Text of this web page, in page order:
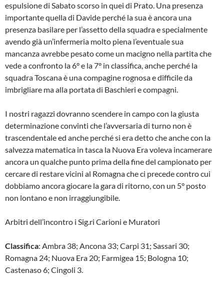
espulsione di Sabato scorso in quei di Prato. Una presenza
importante quella di Davide perché la sua è ancora una
presenza basilare per l’assetto della squadra e specialmente
avendo già un’infermeria molto piena l’eventuale sua
mancanza avrebbe pesato come un macigno nella partita che
vede a confronto la 6° e la 7° in classifica, anche perché la
squadra Toscana è una compagine rognosa e difficile da
imbrigliare ma alla portata di Baschieri e compagni.
I nostri ragazzi dovranno scendere in campo con la giusta
determinazione convinti che l’avversaria di turno non è
trascendentale ed anche perché si era detto che anche con la
salvezza matematica in tasca la Nuova Era voleva incamerare
ancora un qualche punto prima della fine del campionato per
cercare di restare vicini al Romagna che ci precede contro cui
dobbiamo ancora giocare la gara di ritorno, con un 5° posto
non lontano e non irraggiungibile.
Arbitri dell’incontro i Sig.ri Carioni e Muratori
Classifica: Ambra 38; Ancona 33; Carpi 31; Sassari 30;
Romagna 24; Nuova Era 20; Farmigea 15; Bologna 10;
Castenaso 6; Cingoli 3.